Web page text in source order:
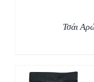
Τσάι